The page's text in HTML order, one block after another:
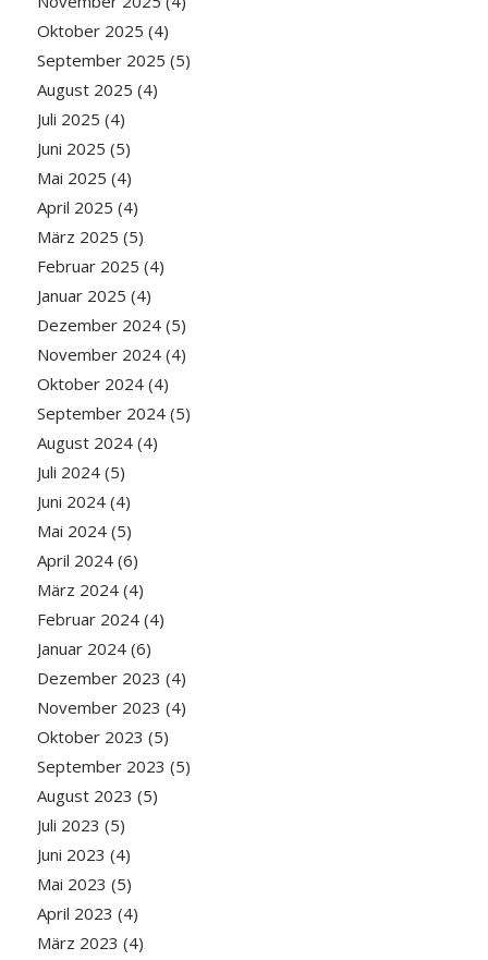
Oktober 2025 (4)
September 2025 (5)
August 2025 (4)
Juli 2025 (4)
Juni 2025 (5)
Mai 2025 (4)
April 2025 (4)
März 2025 (5)
Februar 2025 (4)
Januar 2025 (4)
Dezember 2024(5)
November 2024(4)
Oktober 2024(4)
September 2024(5)
August 2024(4)
Juli 2024(5)
Juni 2024(4)
Mai 2024(5)
April 2024(6)
März 2024(4)
Februar 2024(4)
Januar 2024(6)
Dezember 2023 (4)
November 2023 (4)
Oktober 2023 (5)
September 2023 (5)
August 2023 (5)
Juli 2023 (5)
Juni 2023 (4)
Mai 2023 (5)
April 2023 (4)
März 2023 (4)